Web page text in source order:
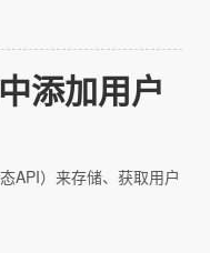
添加用户
API）来存储、获取用户